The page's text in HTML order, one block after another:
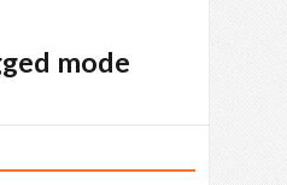
mode